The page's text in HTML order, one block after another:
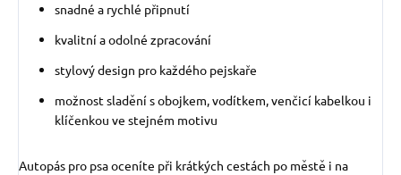
snadné a rychlé připnutí
kvalitní a odolné zpracování
stylový design pro každého pejskaře
možnost sladění s obojkem, vodítkem, venčicí kabelkou i
klíčenkou ve stejném motivu
Autopás pro psa oceníte při krátkých cestách po městě i na